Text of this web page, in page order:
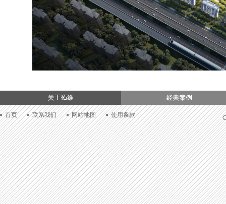
首页 联系我们 网站地图 使用条款